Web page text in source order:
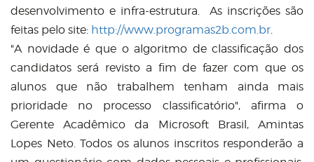
desenvolvimento e infra-estrutura. As inscrições são
feitas pelo site: http://www.programas2b.com.br.
"A novidade é que o algoritmo de classificação dos
candidatos será revisto a fim de fazer com que os
alunos que não trabalhem tenham ainda mais
prioridade no processo classificatório", afirma o
Gerente Acadêmico da Microsoft Brasil, Amintas
Lopes Neto. Todos os alunos inscritos responderão a